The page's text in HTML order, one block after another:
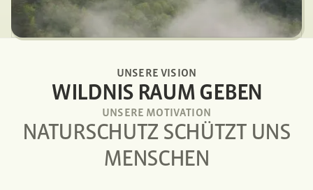
UNSERE VISION
WILDNIS RAUM GEBEN
UNSERE MOTIVATION
NATURSCHUTZ SCHÜTZT UNS
MENSCHEN